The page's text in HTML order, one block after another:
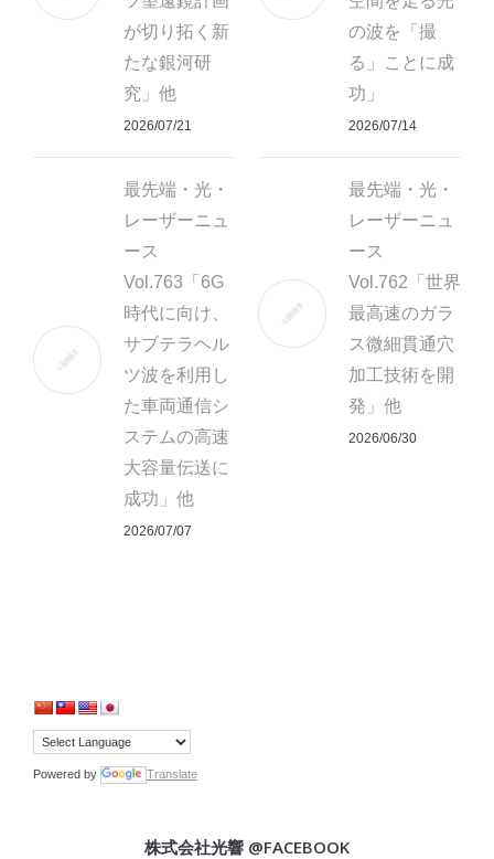
が切り拓く新
たな銀河研
究」他
2026/07/21
の波を「撮
る」ことに成
功」
2026/07/14
最先端・光・
レーザーニュ
ース
Vol.763「6G
時代に向け、
サブテラヘル
ツ波を利用し
た車両通信シ
ステムの高速
大容量伝送に
成功」他
2026/07/07
最先端・光・
レーザーニュ
ース
Vol.762「世界
最高速のガラ
ス微細貫通穴
加工技術を開
発」他
2026/06/30
Powered by Translate
株式会社光響 @FACEBOOK